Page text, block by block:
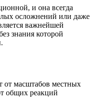
и она всегда
осложнений или даже
важнейшей
знания которой
от масштабов местных
общих реакций